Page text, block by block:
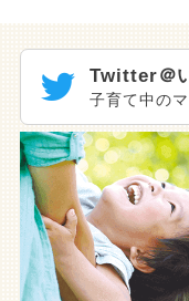
Twitter＠
子育て中の